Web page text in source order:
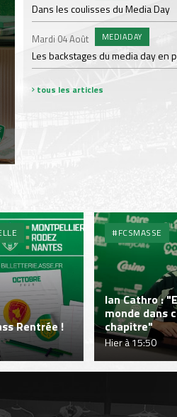
Dans les coulisses du Media Day
Mardi 04 Août MEDIADAY
Les backstages du media day en
tous les articles
Rentrée !
#FCSMASSE
Ian Cathro :
monde dans
chapitre"
Hier à 15:50